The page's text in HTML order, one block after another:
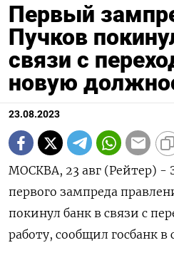
Первый
Пучков
связи с
новую
23.08.2023
МОСКВА, 23 авг (Рейтер) -
первого зампреда
покинул банк в связи с
работу, сообщил госбанк в